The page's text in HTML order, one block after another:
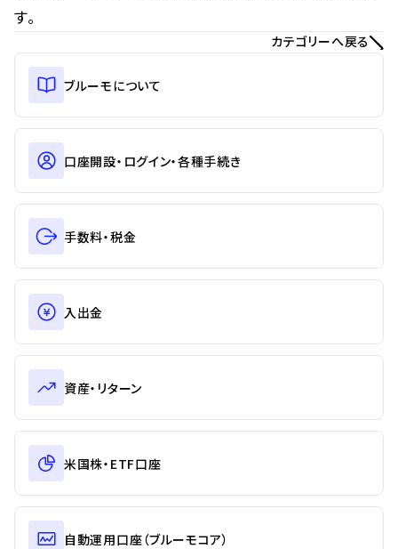
す。
カテゴリーへ戻る
ブルーモについて
口座開設・ログイン・各種手続き
手数料・税金
入出金
資産・リターン
米国株・ETF口座
自動運用口座（ブルーモコア）